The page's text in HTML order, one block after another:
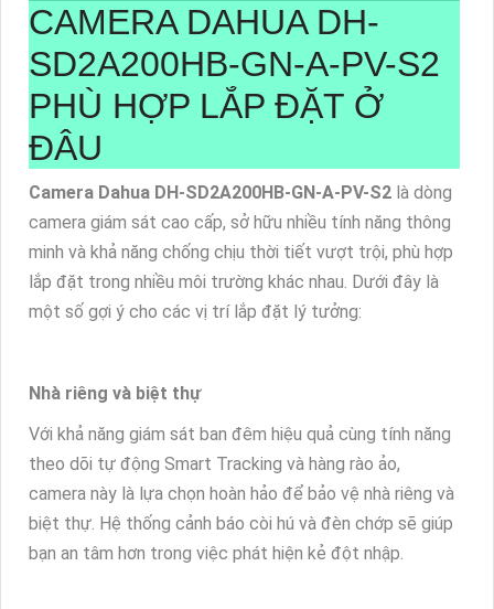
CAMERA DAHUA DH-
SD2A200HB-GN-A-PV-S2
PHÙ HỢP LẮP ĐẶT Ở
ĐÂU
Camera Dahua DH-SD2A200HB-GN-A-PV-S2 là dòng
camera giám sát cao cấp, sở hữu nhiều tính năng thông
minh và khả năng chống chịu thời tiết vượt trội, phù hợp
lắp đặt trong nhiều môi trường khác nhau. Dưới đây là
một số gợi ý cho các vị trí lắp đặt lý tưởng:
Nhà riêng và biệt thự
Với khả năng giám sát ban đêm hiệu quả cùng tính năng
theo dõi tự động Smart Tracking và hàng rào ảo,
camera này là lựa chọn hoàn hảo để bảo vệ nhà riêng và
biệt thự. Hệ thống cảnh báo còi hú và đèn chớp sẽ giúp
bạn an tâm hơn trong việc phát hiện kẻ đột nhập.